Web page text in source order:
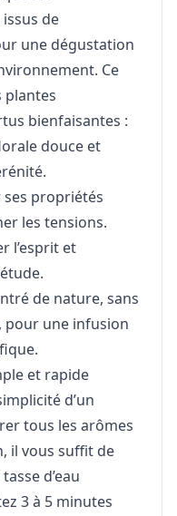
de
une dégustation
Ce
plantes
bienfaisantes :
douce et
propriétés
les tensions.
l’esprit et
de nature, sans
pour une infusion
et rapide
d’un
tous les arômes
il vous suffit de
d’eau
3 à 5 minutes